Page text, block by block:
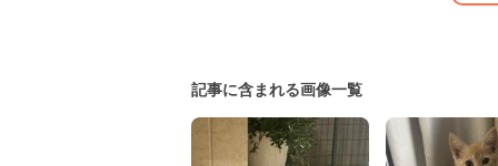
記事に含まれる画像一覧